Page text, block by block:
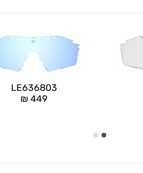
LE636803
₪ 449